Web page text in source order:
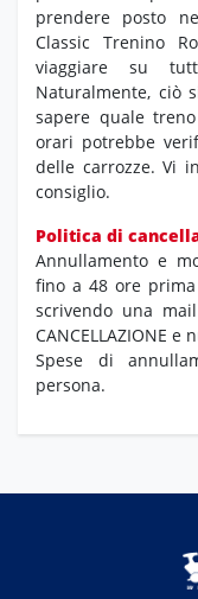
prendere posto
Classic Trenino
viaggiare su
Naturalmente, ciò
sapere quale
orari potrebbe
delle carrozze. Vi
consiglio.
Politica di
Annullamento e
fino a 48 ore
scrivendo una
CANCELLAZIONE e
Spese di
persona.